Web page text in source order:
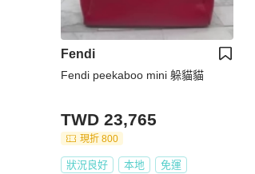
Fendi
Fendi peekaboo mini 躲貓貓
TWD 23,765
現折 800
狀況良好 本地 免運